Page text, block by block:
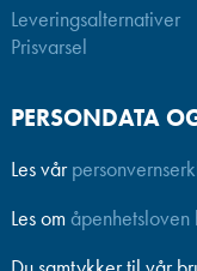
Leveringsalternativer
Prisvarsel
PERSONDATA
Les vår
Les om åpenhetsloven